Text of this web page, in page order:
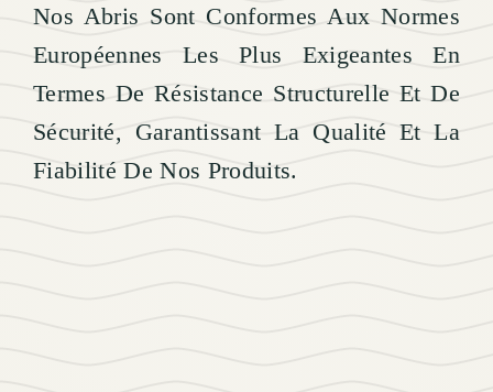
Nos Abris Sont Conformes Aux Normes
Européennes Les Plus Exigeantes En
Termes De Résistance Structurelle Et De
Sécurité, Garantissant La Qualité Et La
Fiabilité De Nos Produits.